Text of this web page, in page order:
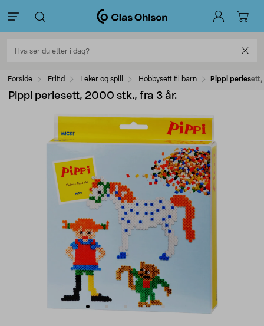
Forside Fritid Leker og spill Hobbysett til barn Pippi
Pippi perlesett, 2000 stk., fra 3 år.